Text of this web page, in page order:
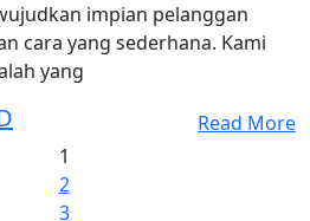
impian pelanggan
cara yang sederhana. Kami
yang
Read More
1
2
3